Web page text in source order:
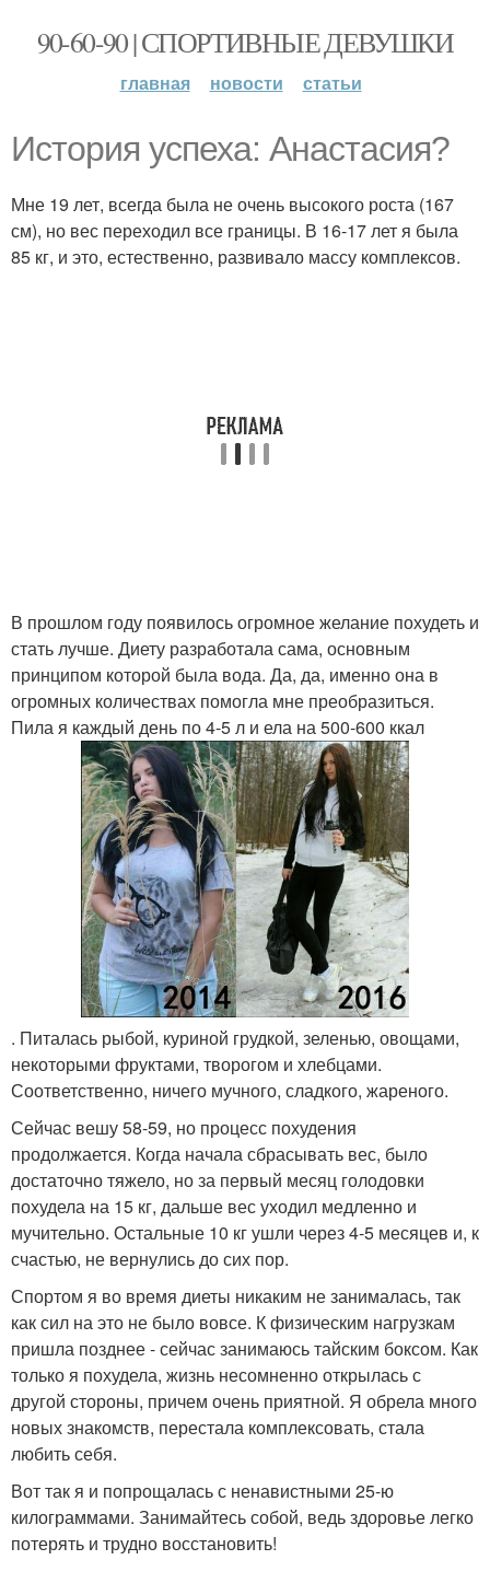
90-60-90 | СПОРТИВНЫЕ ДЕВУШКИ
главная новости статьи
История успеха: Анастасия?
Мне 19 лет, всегда была не очень высокого роста (167
см), но вес переходил все границы. В 16-17 лет я была
85 кг, и это, естественно, развивало массу комплексов.
В прошлом году появилось огромное желание похудеть и
стать лучше. Диету разработала сама, основным
принципом которой была вода. Да, да, именно она в
огромных количествах помогла мне преобразиться.
Пила я каждый день по 4-5 л и ела на 500-600 ккал
. Питалась рыбой, куриной грудкой, зеленью, овощами,
некоторыми фруктами, творогом и хлебцами.
Соответственно, ничего мучного, сладкого, жареного.
Сейчас вешу 58-59, но процесс похудения
продолжается. Когда начала сбрасывать вес, было
достаточно тяжело, но за первый месяц голодовки
похудела на 15 кг, дальше вес уходил медленно и
мучительно. Остальные 10 кг ушли через 4-5 месяцев и, к
счастью, не вернулись до сих пор.
Спортом я во время диеты никаким не занималась, так
как сил на это не было вовсе. К физическим нагрузкам
пришла позднее - сейчас занимаюсь тайским боксом. Как
только я похудела, жизнь несомненно открылась с
другой стороны, причем очень приятной. Я обрела много
новых знакомств, перестала комплексовать, стала
любить себя.
Вот так я и попрощалась с ненавистными 25-ю
килограммами. Занимайтесь собой, ведь здоровье легко
потерять и трудно восстановить!